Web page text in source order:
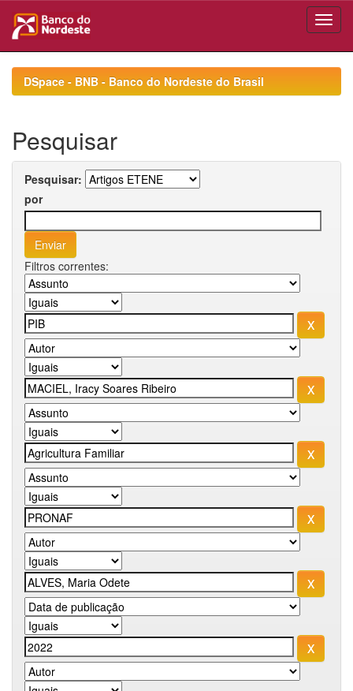
navigationDSpace - BNB - Banco do Nordeste do Brasil
Pesquisar
Pesquisar:
por
Filtros correntes: